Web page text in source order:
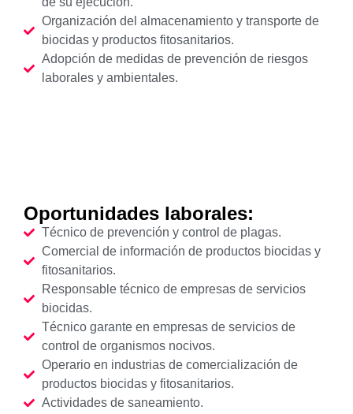
Organización del almacenamiento y transporte de
biocidas y productos fitosanitarios.
Adopción de medidas de prevención de riesgos
laborales y ambientales.
Oportunidades laborales:
Técnico de prevención y control de plagas.
Comercial de información de productos biocidas y
fitosanitarios.
Responsable técnico de empresas de servicios
biocidas.
Técnico garante en empresas de servicios de
control de organismos nocivos.
Operario en industrias de comercialización de
productos biocidas y fitosanitarios.
Actividades de saneamiento.